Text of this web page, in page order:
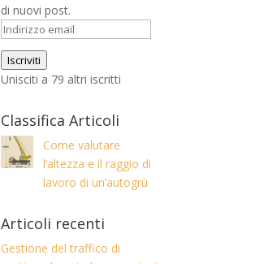
di nuovi post.
Indirizzo
email
Iscriviti
Unisciti a 79 altri iscritti
Classifica Articoli
Come valutare
l’altezza e il raggio di
lavoro di un’autogrù
Articoli recenti
Gestione del traffico di